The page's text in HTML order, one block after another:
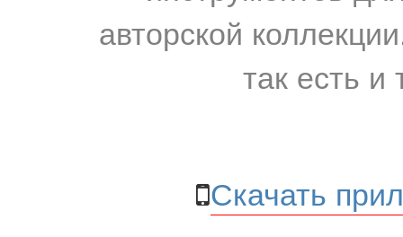
авторской
так есть и
Скачать